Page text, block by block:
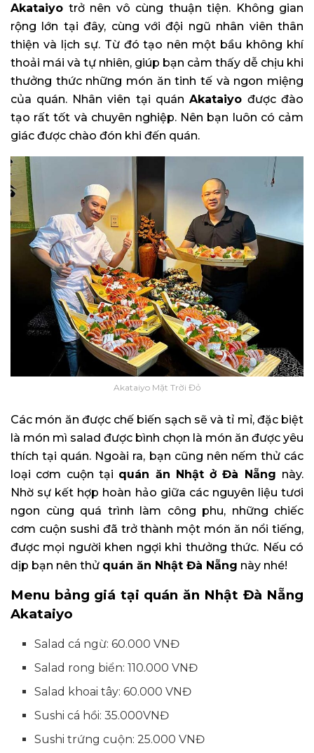
Akataiyo trở nên vô cùng thuận tiện. Không gian
rộng lớn tại đây, cùng với đội ngũ nhân viên thân
thiện và lịch sự. Từ đó tạo nên một bầu không khí
thoải mái và tự nhiên, giúp bạn cảm thấy dễ chịu khi
thưởng thức những món ăn tinh tế và ngon miệng
của quán. Nhân viên tại quán Akataiyo được đào
tạo rất tốt và chuyên nghiệp. Nên bạn luôn có cảm
giác được chào đón khi đến quán.
Akataiyo Mặt Trời Đỏ
Các món ăn được chế biến sạch sẽ và tỉ mỉ, đặc biệt
là món mì salad được bình chọn là món ăn được yêu
thích tại quán. Ngoài ra, bạn cũng nên nếm thử các
loại cơm cuộn tại quán ăn Nhật ở Đà Nẵng này.
Nhờ sự kết hợp hoàn hảo giữa các nguyên liệu tươi
ngon cùng quá trình làm công phu, những chiếc
cơm cuộn sushi đã trở thành một món ăn nổi tiếng,
được mọi người khen ngợi khi thưởng thức. Nếu có
dịp bạn nên thử quán ăn Nhật Đà Nẵng này nhé!
Menu bảng giá tại quán ăn Nhật Đà Nẵng
Akataiyo
Salad cá ngừ: 60.000 VNĐ
Salad rong biển: 110.000 VNĐ
Salad khoai tây: 60.000 VNĐ
Sushi cá hồi: 35.000VNĐ
Sushi trứng cuộn: 25.000 VNĐ